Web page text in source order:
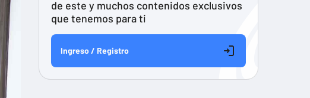
de este y muchos contenidos exclusivos
que tenemos para ti
Ingreso / Registro